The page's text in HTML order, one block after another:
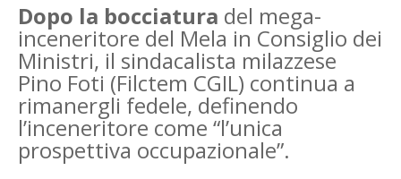
Dopo la bocciatura del mega-
inceneritore del Mela in Consiglio dei
Ministri, il sindacalista milazzese
Pino Foti (Filctem CGIL) continua a
rimanergli fedele, definendo
l’inceneritore come “l’unica
prospettiva occupazionale”.